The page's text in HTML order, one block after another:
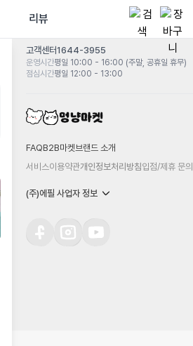
리뷰
고객센터1644-3955
운영시간평일 10:00 - 16:00 (주말, 공휴일 휴무)
점심시간평일 12:00 - 13:00
FAQB2B마켓 브랜드 소개
서비스이용약관개인정보처리방침입점/제휴 문의
(주)에필 사업자 정보